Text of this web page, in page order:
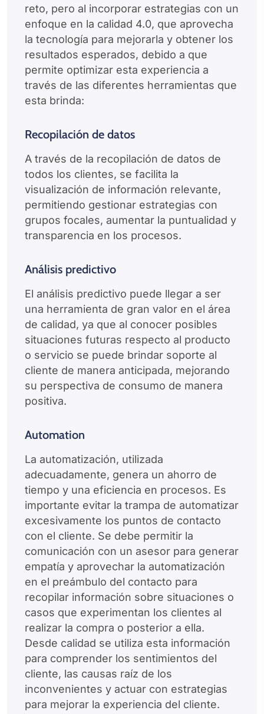
reto, pero al incorporar estrategias con un
enfoque en la calidad 4.0, que aprovecha
la tecnología para mejorarla y obtener los
resultados esperados, debido a que
permite optimizar esta experiencia a
través de las diferentes herramientas que
esta brinda:
Recopilación de datos
A través de la recopilación de datos de
todos los clientes, se facilita la
visualización de información relevante,
permitiendo gestionar estrategias con
grupos focales, aumentar la puntualidad y
transparencia en los procesos.
Análisis predictivo
El análisis predictivo puede llegar a ser
una herramienta de gran valor en el área
de calidad, ya que al conocer posibles
situaciones futuras respecto al producto
o servicio se puede brindar soporte al
cliente de manera anticipada, mejorando
su perspectiva de consumo de manera
positiva.
Automation
La automatización, utilizada
adecuadamente, genera un ahorro de
tiempo y una eficiencia en procesos. Es
importante evitar la trampa de automatizar
excesivamente los puntos de contacto
con el cliente. Se debe permitir la
comunicación con un asesor para generar
empatía y aprovechar la automatización
en el preámbulo del contacto para
recopilar información sobre situaciones o
casos que experimentan los clientes al
realizar la compra o posterior a ella.
Desde calidad se utiliza esta información
para comprender los sentimientos del
cliente, las causas raíz de los
inconvenientes y actuar con estrategias
para mejorar la experiencia del cliente.